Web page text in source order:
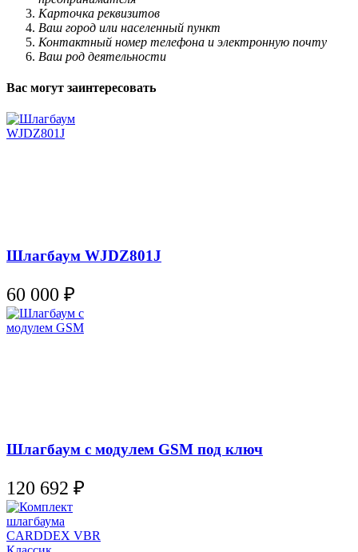
Карточка реквизитов
Ваш город или населенный пункт
Контактный номер телефона и электронную почту
Ваш род деятельности
Вас могут заинтересовать
Шлагбаум WJDZ801J
60 000 ₽
Шлагбаум с модулем GSM под ключ
120 692 ₽